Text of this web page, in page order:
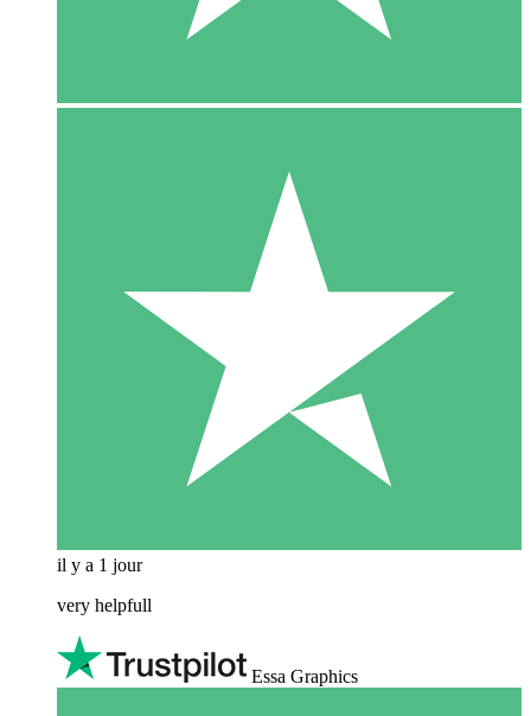
il y a 1 jour
very helpfull
Essa Graphics